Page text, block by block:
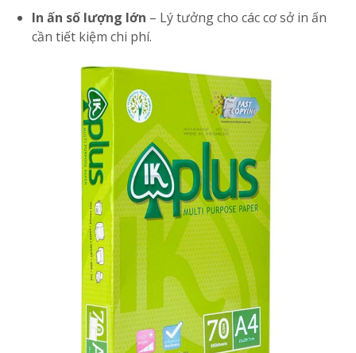
In ấn số lượng lớn – Lý tưởng cho các cơ sở in ấn
cần tiết kiệm chi phí.